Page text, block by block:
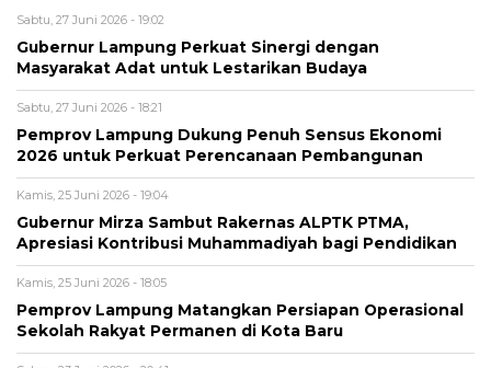
Sabtu, 27 Juni 2026 - 19:02
Gubernur Lampung Perkuat Sinergi dengan
Masyarakat Adat untuk Lestarikan Budaya
Sabtu, 27 Juni 2026 - 18:21
Pemprov Lampung Dukung Penuh Sensus Ekonomi
2026 untuk Perkuat Perencanaan Pembangunan
Kamis, 25 Juni 2026 - 19:04
Gubernur Mirza Sambut Rakernas ALPTK PTMA,
Apresiasi Kontribusi Muhammadiyah bagi Pendidikan
Kamis, 25 Juni 2026 - 18:05
Pemprov Lampung Matangkan Persiapan Operasional
Sekolah Rakyat Permanen di Kota Baru